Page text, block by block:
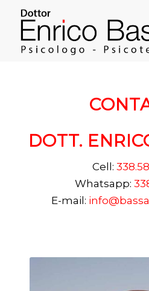
DOTT.
Cell:
Whatsapp:
E-mail: